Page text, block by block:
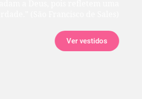
Ver vestidos